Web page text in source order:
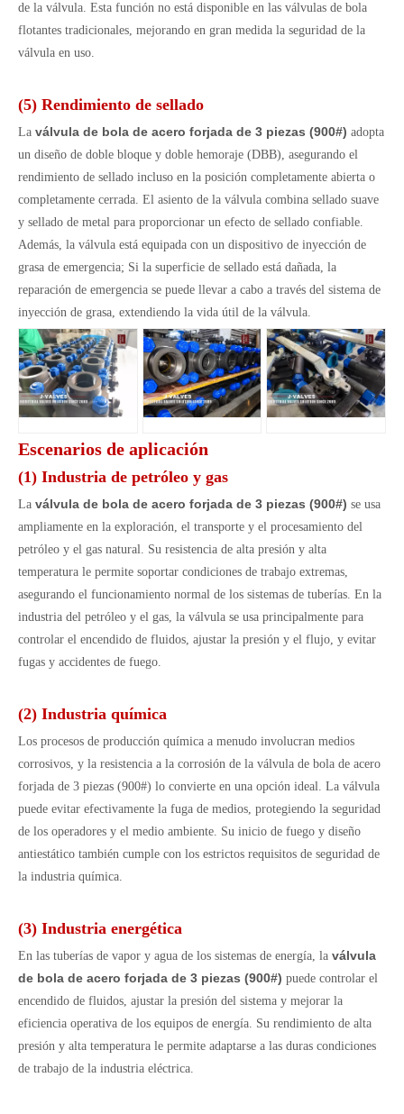
de la válvula. Esta función no está disponible en las válvulas de bola
flotantes tradicionales, mejorando en gran medida la seguridad de la
válvula en uso.
(5) Rendimiento de sellado
La válvula de bola de acero forjada de 3 piezas (900#) adopta
un diseño de doble bloque y doble hemoraje (DBB), asegurando el
rendimiento de sellado incluso en la posición completamente abierta o
completamente cerrada. El asiento de la válvula combina sellado suave
y sellado de metal para proporcionar un efecto de sellado confiable.
Además, la válvula está equipada con un dispositivo de inyección de
grasa de emergencia; Si la superficie de sellado está dañada, la
reparación de emergencia se puede llevar a cabo a través del sistema de
inyección de grasa, extendiendo la vida útil de la válvula.
Escenarios de aplicación
(1) Industria de petróleo y gas
La válvula de bola de acero forjada de 3 piezas (900#) se usa
ampliamente en la exploración, el transporte y el procesamiento del
petróleo y el gas natural. Su resistencia de alta presión y alta
temperatura le permite soportar condiciones de trabajo extremas,
asegurando el funcionamiento normal de los sistemas de tuberías. En la
industria del petróleo y el gas, la válvula se usa principalmente para
controlar el encendido de fluidos, ajustar la presión y el flujo, y evitar
fugas y accidentes de fuego.
(2) Industria química
Los procesos de producción química a menudo involucran medios
corrosivos, y la resistencia a la corrosión de la válvula de bola de acero
forjada de 3 piezas (900#) lo convierte en una opción ideal. La válvula
puede evitar efectivamente la fuga de medios, protegiendo la seguridad
de los operadores y el medio ambiente. Su inicio de fuego y diseño
antiestático también cumple con los estrictos requisitos de seguridad de
la industria química.
(3) Industria energética
En las tuberías de vapor y agua de los sistemas de energía, la válvula
de bola de acero forjada de 3 piezas (900#) puede controlar el
encendido de fluidos, ajustar la presión del sistema y mejorar la
eficiencia operativa de los equipos de energía. Su rendimiento de alta
presión y alta temperatura le permite adaptarse a las duras condiciones
de trabajo de la industria eléctrica.